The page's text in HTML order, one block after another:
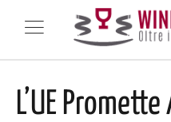
L’UE